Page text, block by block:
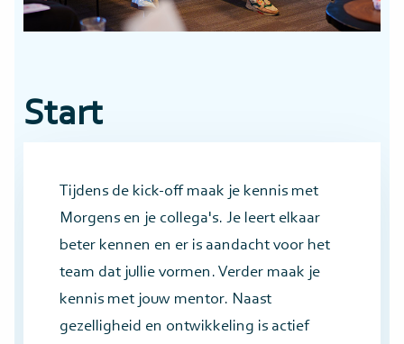
Start
Tijdens de kick-off maak je kennis met
Morgens en je collega's. Je leert elkaar
beter kennen en er is aandacht voor het
team dat jullie vormen. Verder maak je
kennis met jouw mentor. Naast
gezelligheid en ontwikkeling is actief